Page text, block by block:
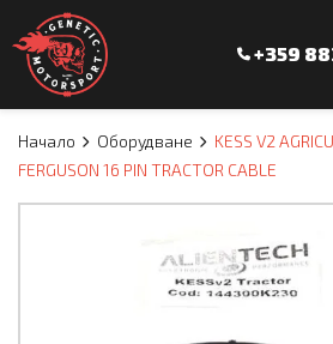
+359
Начало Оборудване
KESS V2
FERGUSON 16 PIN TRACTOR CABLE